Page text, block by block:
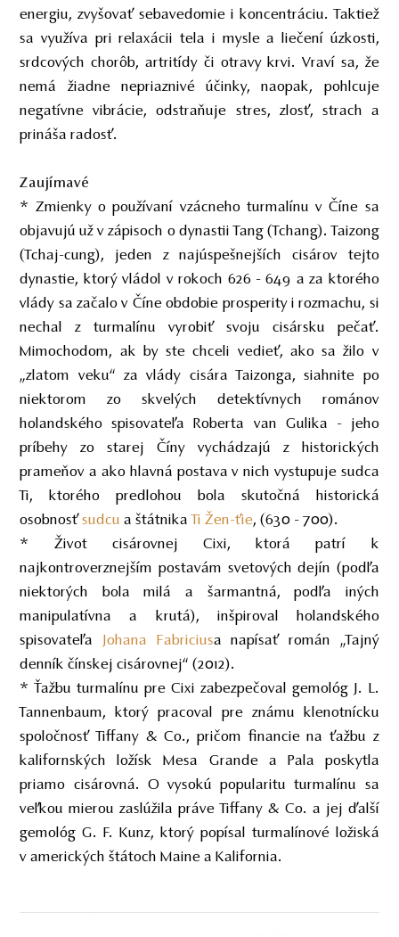
energiu, zvyšovať sebavedomie i koncentráciu. Taktiež
sa využíva pri relaxácii tela i mysle a liečení úzkosti,
srdcových chorôb, artritídy či otravy krvi. Vraví sa, že
nemá žiadne nepriaznivé účinky, naopak, pohlcuje
negatívne vibrácie, odstraňuje stres, zlosť, strach a
prináša radosť.
Zaujímavé
* Zmienky o používaní vzácneho turmalínu v Číne sa
objavujú už v zápisoch o dynastii Tang (Tchang). Taizong
(Tchaj-cung), jeden z najúspešnejších cisárov tejto
dynastie, ktorý vládol v rokoch 626 - 649 a za ktorého
vlády sa začalo v Číne obdobie prosperity i rozmachu, si
nechal z turmalínu vyrobiť svoju cisársku pečať.
Mimochodom, ak by ste chceli vedieť, ako sa žilo v
„zlatom veku“ za vlády cisára Taizonga, siahnite po
niektorom zo skvelých detektívnych románov
holandského spisovateľa Roberta van Gulika - jeho
príbehy zo starej Číny vychádzajú z historických
prameňov a ako hlavná postava v nich vystupuje sudca
Ti, ktorého predlohou bola skutočná historická
osobnosťsudcu a štátnikaTi Žen-ťie, (630 - 700).
* Život cisárovnej Cixi, ktorá patrí k
najkontroverznejším postavám svetových dejín (podľa
niektorých bola milá a šarmantná, podľa iných
manipulatívna a krutá), inšpiroval holandského
spisovateľa Johana Fabriciusa napísať román „Tajný
denník čínskej cisárovnej“ (2012).
* Ťažbu turmalínu pre Cixi zabezpečoval gemológ J. L.
Tannenbaum, ktorý pracoval pre známu klenotnícku
spoločnosť Tiffany & Co., pričom financie na ťažbu z
kalifornských ložísk Mesa Grande a Pala poskytla
priamo cisárovná. O vysokú popularitu turmalínu sa
veľkou mierou zaslúžila práve Tiffany & Co. a jej ďalší
gemológ G. F. Kunz, ktorý popísal turmalínové ložiská
v amerických štátoch Maine a Kalifornia.